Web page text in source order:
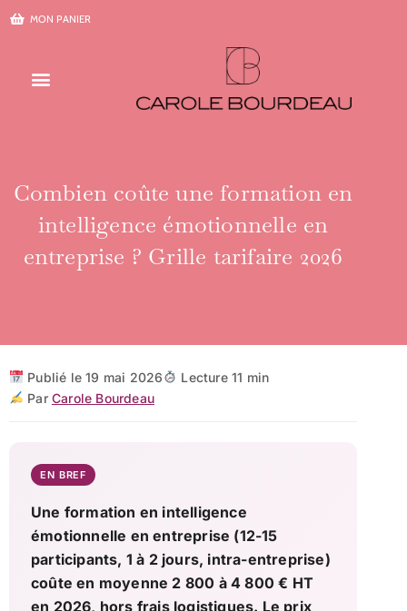
Aller
MON PANIER
Combien coûte une formation en
intelligence émotionnelle en
entreprise ? Grille tarifaire 2026
Publié le 19 mai 2026
Lecture 11 min
Par Carole Bourdeau
EN BREF
Une formation en intelligence
émotionnelle en entreprise (12-15
participants, 1 à 2 jours, intra-entreprise)
coûte en moyenne 2 800 à 4 800 € HT
en 2026, hors frais logistiques. Le prix